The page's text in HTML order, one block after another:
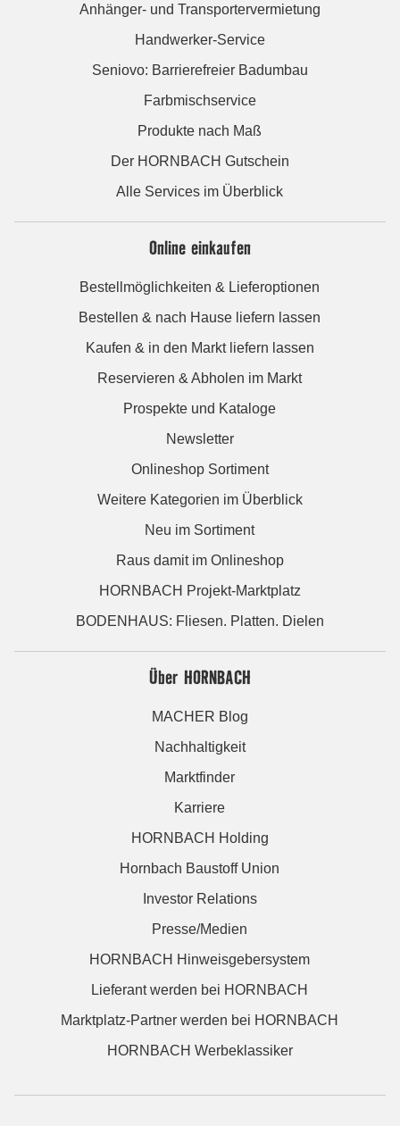
Anhänger- und Transportervermietung
Handwerker-Service
Seniovo: Barrierefreier Badumbau
Farbmischservice
Produkte nach Maß
Der HORNBACH Gutschein
Alle Services im Überblick
Online einkaufen
Bestellmöglichkeiten & Lieferoptionen
Bestellen & nach Hause liefern lassen
Kaufen & in den Markt liefern lassen
Reservieren & Abholen im Markt
Prospekte und Kataloge
Newsletter
Onlineshop Sortiment
Weitere Kategorien im Überblick
Neu im Sortiment
Raus damit im Onlineshop
HORNBACH Projekt-Marktplatz
BODENHAUS: Fliesen. Platten. Dielen
Über HORNBACH
MACHER Blog
Nachhaltigkeit
Marktfinder
Karriere
HORNBACH Holding
Hornbach Baustoff Union
Investor Relations
Presse/Medien
HORNBACH Hinweisgebersystem
Lieferant werden bei HORNBACH
Marktplatz-Partner werden bei HORNBACH
HORNBACH Werbeklassiker